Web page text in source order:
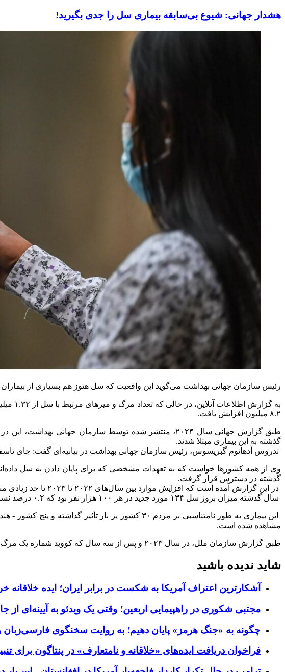
هشدار جهانی: شیوع بی‌سابقه بیماری سل را جدی بگیرید!
رئیس سازمان جهانی بهداشت می‌گوید این واقعیت که سل هنوز هم بسیاری از
۸.۲ میلیون افزایش یافت.
گذشته به این بیماری مبتلا شدند.
تدروس آدهانوم گبریسوس، رئیس سازمان جهانی بهداشت در بیانیه‌ای گفت: جای
گذشته در دسترس قرار گرفت.
در این گزارش آمده است که افزایش موارد بین سال‌های ۲۰۲۲ تا ۲۰۲۳ تا حد زیادی منعکس‌کننده رشد جمعیت جهان است.
سال گذشته میزان بروز سل ۱۳۴ مورد جدید در هر ۱۰۰ هزار نفر بود که ۰.۲ درصد نسبت به سال ۲۰۲۲ افزایش داشت.
این بیماری به طور نامتناسبی بر مردم ۳۰ کشور پر
مشاهده شده است.
طبق گزارش سازمان ملل، در سال ۲۰۲۳ و پس از سه سال که کووید شماره یک مرگ و میر ناشی از بیناری عفونی در جهان شد، سل مقام اول در این زمینه شد.
شاید ندیده باشید
آشکارترین اعتراف آمریکا به شکست در برابر ایران؛ ایده خلاقانه
مجتبی شکوری در راهپیمایی اربعین؛ وقتی یک ویدئو به آیینه‌ای از
چگونه به «جنگ هرمز» پایان دهیم؛ به روایت سخنگوی فارسی‌زبان
فراخوان دریافت ایده‌های «خلاقانه و نامتعارف» در پنتاگون برای